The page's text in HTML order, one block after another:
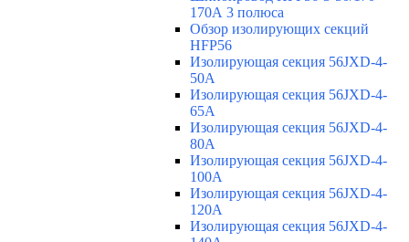
170А 3 полюса
Обзор изолирующих секций
HFP56
Изолирующая секция 56JXD-4-
50A
Изолирующая секция 56JXD-4-
65A
Изолирующая секция 56JXD-4-
80A
Изолирующая секция 56JXD-4-
100A
Изолирующая секция 56JXD-4-
120A
Изолирующая секция 56JXD-4-